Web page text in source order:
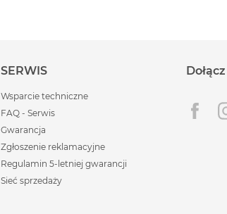
SERWIS
Wsparcie techniczne
FAQ - Serwis
Gwarancja
Zgłoszenie reklamacyjne
Regulamin 5-letniej gwarancji
Sieć sprzedaży